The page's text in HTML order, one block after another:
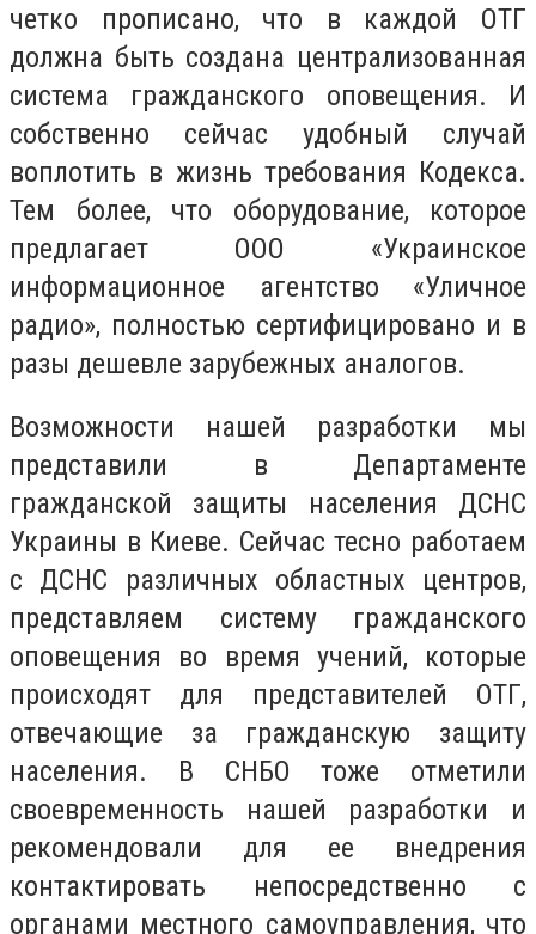
четко прописано, что в каждой ОТГ
должна быть создана централизованная
система гражданского оповещения. И
собственно сейчас удобный случай
воплотить в жизнь требования Кодекса.
Тем более, что оборудование, которое
предлагает ООО «Украинское
информационное агентство «Уличное
радио», полностью сертифицировано и в
разы дешевле зарубежных аналогов.
Возможности нашей разработки мы
представили в Департаменте
гражданской защиты населения ДСНС
Украины в Киеве. Сейчас тесно работаем
с ДСНС различных областных центров,
представляем систему гражданского
оповещения во время учений, которые
происходят для представителей ОТГ,
отвечающие за гражданскую защиту
населения. В СНБО тоже отметили
своевременность нашей разработки и
рекомендовали для ее внедрения
контактировать непосредственно с
органами местного самоуправления, что